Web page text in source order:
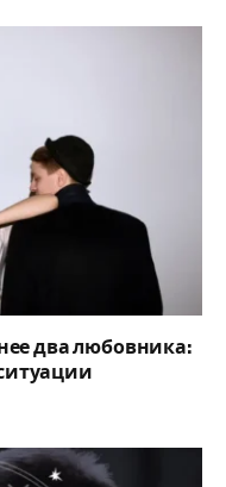
два любовника: